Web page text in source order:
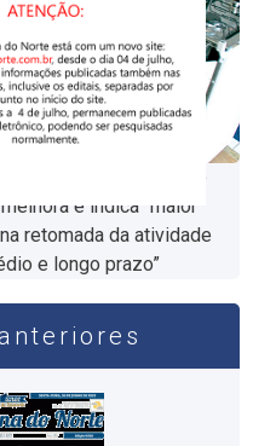
destacou que o
e indica “maior
retomada da atividade
e longo prazo”